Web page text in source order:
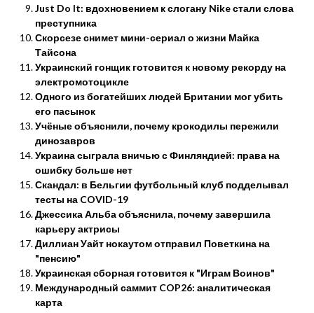
Just Do It: вдохновением к слогану Nike стали слова
преступника
Скорсезе снимет мини-сериал о жизни Майка
Тайсона
Украинский гонщик готовится к новому рекорду на
электромотоцикле
Одного из богатейших людей Британии мог убить
его пасынок
Учёные объяснили, почему крокодилы пережили
динозавров
Украина сыграла вничью с Финляндией: права на
ошибку больше нет
Скандал: в Бельгии футбольный клуб подделывал
тесты на COVID-19
Джессика Альба объяснила, почему завершила
карьеру актрисы
Диллиан Уайт нокаутом отправил Поветкина на
"пенсию"
Украинская сборная готовится к "Играм Воинов"
Международный саммит COP26: аналитическая
карта